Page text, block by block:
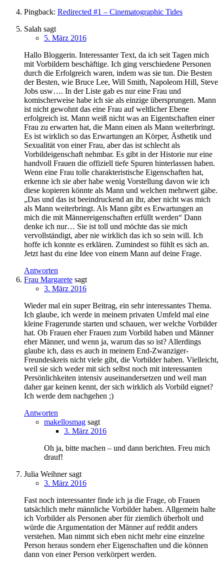
Pingback: Redirected #1 – Cinematographic Tides
Salah sagt
5. März 2016
Hallo Bloggerin. Interessanter Text, da ich seit Tagen mich
mit Vorbildern beschäftige. Ich ging verschiedene Personen
durch die Erfolgreich waren, indem was sie tun. Die Besten
der Besten, wie Bruce Lee, Will Smith, Napoleom Hill, Steve
Jobs usw…. In der Liste gab es nur eine Frau und
komischerweise habe ich sie als einzige übersprungen. Mann
ist nicht gewohnt das eine Frau auf weltlicher Ebene
erfolgreich ist. Mann weiß nicht was an Eigentschaften einer
Frau zu erwarten hat, die Mann einen als Mann weiterbringt.
Es ist wirklich so das Erwartungen an Körper, Ästhetik und
Sexualität von einer Frau, aber das ist schlecht als
Vorbildeigenschaft nehmbar. Es gibt in der Historie nur eine
handvoll Frauen die offiziell tiefe Spuren hinterlassen haben.
Wenn eine Frau tolle charakteristische Eigenschaften hat,
erkenne ich sie aber habe wenig Vorstellung davon wie ich
diese kopieren könnte als Mann und welchen mehrwert gäbe.
„Das und das ist beeindruckend an ihr, aber nicht was mich
als Mann weiterbringt. Als Mann gibt es Erwartungen an
mich die mit Männereigenschaften erfüllt werden“ Dann
denke ich nur… Sie ist toll und möchte das sie mich
vervollständigt, aber nie wirklich das ich so sein will. Ich
hoffe ich konnte es erklären. Zumindest so fühlt es sich an.
Jetzt hast du eine Idee von einem Mann auf deine Frage.
Antworten
Frau Margarete sagt
3. März 2016
Wieder mal ein super Beitrag, ein sehr interessantes Thema.
Ich glaube, ich werde in meinem privaten Umfeld mal eine
kleine Fragerunde starten und schauen, wer welche Vorbilder
hat. Ob Frauen eher Frauen zum Vorbild haben und Männer
eher Männer, und wenn ja, warum das so ist? Allerdings
glaube ich, dass es auch in meinem End-Zwanziger-
Freundeskreis nicht viele gibt, die Vorbilder haben. Vielleicht,
weil sie sich weder mit sich selbst noch mit interessanten
Persönlichkeiten intensiv auseinandersetzen und weil man
daher gar keinen kennt, der sich wirklich als Vorbild eignet?
Ich werde dem nachgehen ;)
Antworten
makellosmag sagt
3. März 2016
Oh ja, bitte machen – und dann berichten. Freu mich
drauf!
Julia Weihnersagt
3. März 2016
Fast noch interessanter finde ich ja die Frage, ob Frauen
tatsächlich mehr männliche Vorbilder haben. Allgemein halte
ich Vorbilder als Personen aber für ziemlich überholt und
würde die Argumentation der Männer auf reddit anders
verstehen. Man nimmt sich eben nicht mehr eine einzelne
Person heraus sondern eher Eigenschaften und die können
dann von einer Person verkörpert werden.